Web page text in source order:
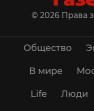
© 2026 Права
Общество
В мире
Life Люди